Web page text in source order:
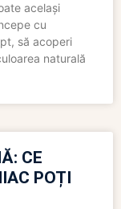
același
cu
să acoperi
naturală
CE
POȚI